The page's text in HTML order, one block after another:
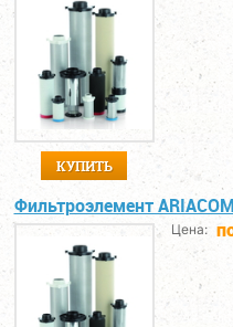
КУПИТЬ
Фильтроэлемент
Цена: